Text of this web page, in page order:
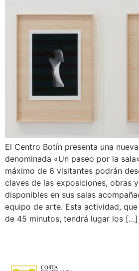
El Centro Botín presenta una
denominada «Un paseo por la
máximo de 6 visitantes podrán
claves de las exposiciones, obras
disponibles en sus salas
equipo de arte. Esta actividad,
de 45 minutos, tendrá lugar los […]